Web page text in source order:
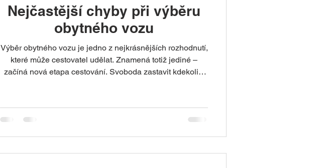
Nejčastější chyby při výběru
obytného vozu
Výběr obytného vozu je jedno z nejkrásnějších rozhodnutí,
které může cestovatel udělat. Znamená totiž jediné –
začíná nová etapa cestování. Svoboda zastavit kdekoliv,
auta dělá mnoho lidí stejné chyby. Je to naprosto
přirozené. Pokud člověk ještě necestoval, některé věci